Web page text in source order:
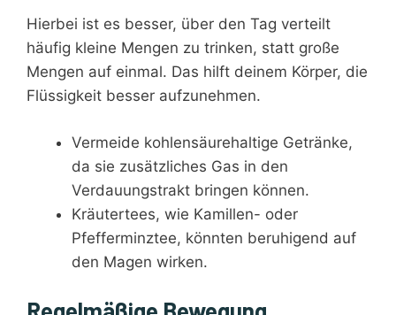
Hierbei ist es besser, über den Tag verteilt
häufig kleine Mengen zu trinken, statt große
Mengen auf einmal. Das hilft deinem Körper, die
Flüssigkeit besser aufzunehmen.
Vermeide kohlensäurehaltige Getränke,
da sie zusätzliches Gas in den
Verdauungstrakt bringen können.
Kräutertees, wie Kamillen- oder
Pfefferminztee, könnten beruhigend auf
den Magen wirken.